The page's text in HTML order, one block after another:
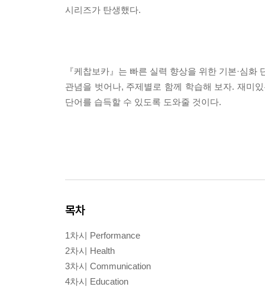
시리즈가 탄생했다.
『케찹보카』는 빠른 실력 향상을 위한 기본·심
관념을 벗어나, 주제별로 함께 학습해 보자. 재미
단어를 습득할 수 있도록 도와줄 것이다.
목차
1차시 Performance
2차시 Health
3차시 Communication
4차시 Education